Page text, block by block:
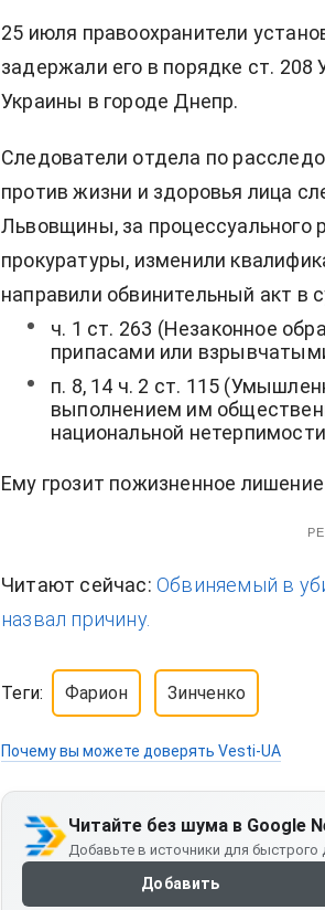
25 июля правоохранители
задержали его в порядке ст. 208
Украины в городе Днепр.
Следователи отдела по
против жизни и здоровья лица
Львовщины, за процессуального
прокуратуры, изменили
направили обвинительный акт
ч. 1 ст. 263 (Незаконное
припасами или
п. 8, 14 ч. 2 ст. 115
выполнением им
национальной
Ему грозит пожизненное
Читают сейчас: Обвиняемый в
назвал причину.
Теги: Фарион Зинченко
Почему вы можете доверять Vesti-UA
Читайте без шума в Google
Добавьте в источники для быстрого
Добавить